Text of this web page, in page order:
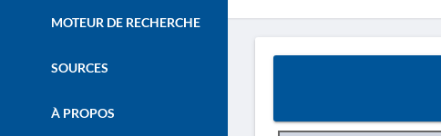
MOTEUR DE RECHERCHE
SOURCES
À PROPOS